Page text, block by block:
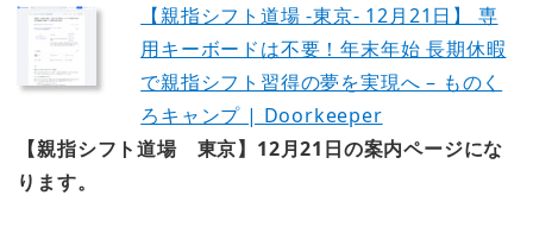
【親指シフト道場 -東京- 12月21日】 専
用キーボードは不要！年末年始 長期休暇
で親指シフト習得の夢を実現へ – ものく
ろキャンプ | Doorkeeper
【親指シフト道場 東京】12月21日の案内ページにな
ります。